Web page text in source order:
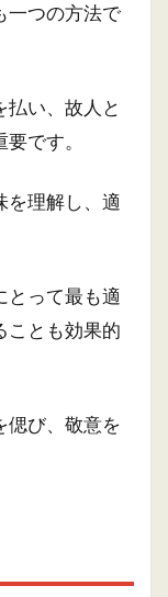
一つの方法で
払い、故人と
です。
を理解し、適
とって最も適
ことも効果的
偲び、敬意を